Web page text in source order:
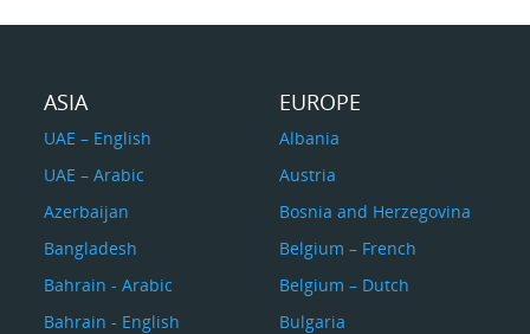
ASIA
UAE – English
UAE – Arabic
Azerbaijan
Bangladesh
Bahrain - Arabic
Bahrain - English
EUROPE
Albania
Austria
Bosnia and Herzegovina
Belgium – French
Belgium – Dutch
Bulgaria